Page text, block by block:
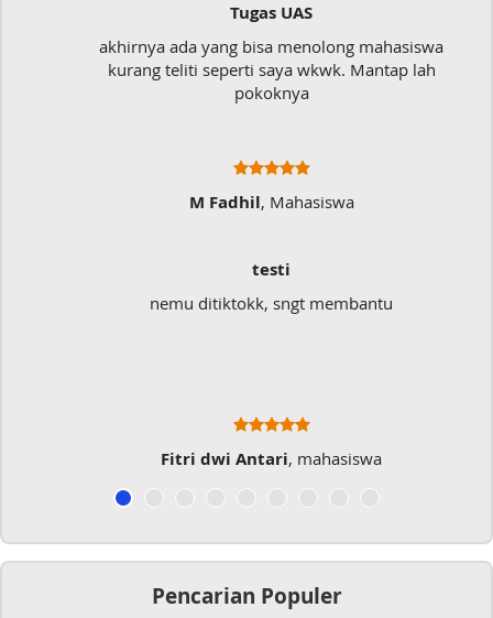
Tugas UAS
akhirnya ada yang bisa menolong mahasiswa
kurang teliti seperti saya wkwk. Mantap lah
pokoknya
M Fadhil, Mahasiswa
testi
nemu ditiktokk, sngt membantu
Fitri dwi Antari, mahasiswa
Pencarian Populer